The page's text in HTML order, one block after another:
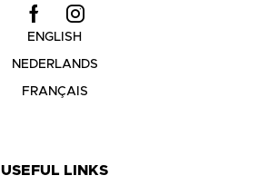
ENGLISH
NEDERLANDS
FRANÇAIS
USEFUL LINKS